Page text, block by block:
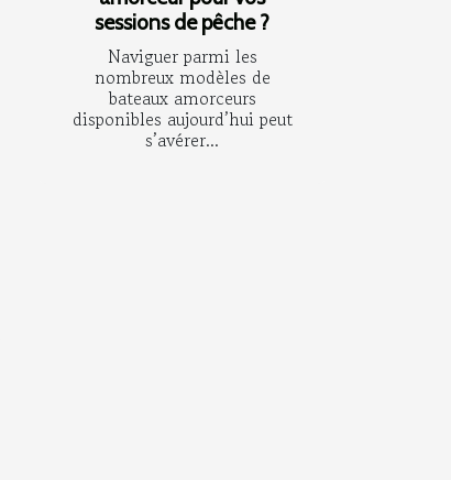
sessions de pêche ?
Naviguer parmi les
nombreux modèles de
bateaux amorceurs
disponibles aujourd’hui peut
s’avérer...